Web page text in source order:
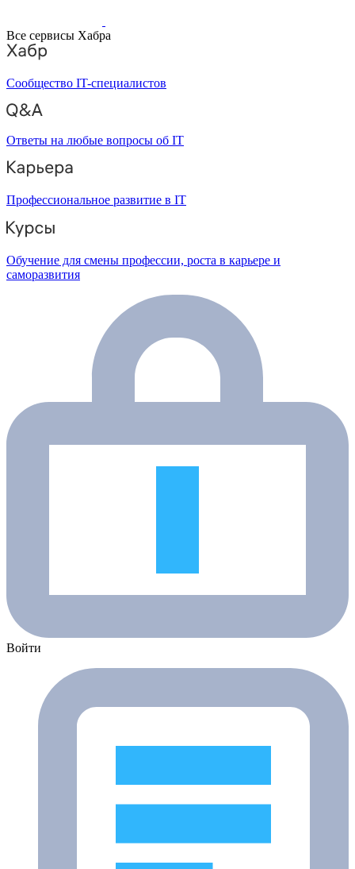
Все сервисы Хабра
Сообщество IT-специалистов
Ответы на любые вопросы об IT
Профессиональное развитие в IT
Обучение для смены профессии, роста в карьере и
саморазвития
Войти